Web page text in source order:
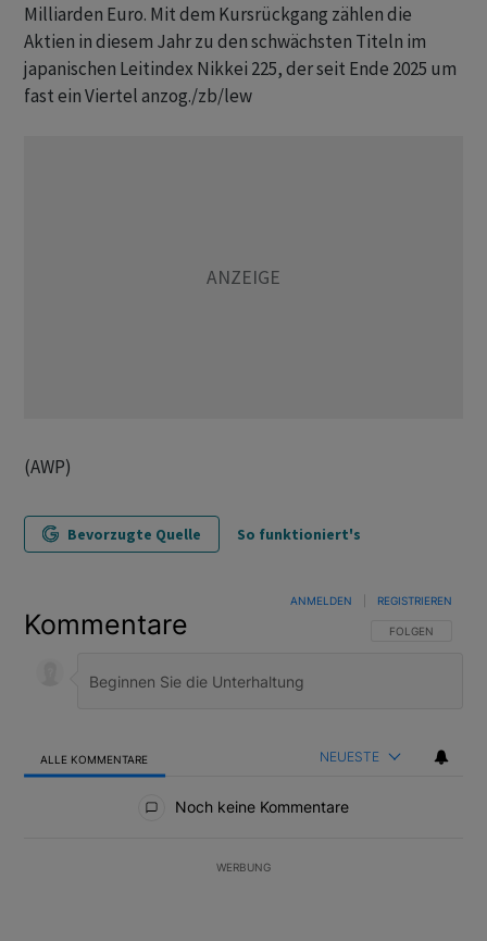
Milliarden Euro. Mit dem Kursrückgang zählen die
Aktien in diesem Jahr zu den schwächsten Titeln im
japanischen Leitindex Nikkei 225, der seit Ende 2025 um
fast ein Viertel anzog./zb/lew
(AWP)
Bevorzugte Quelle So funktioniert's
Kommentare FOLGE DIESER
FOLGEN
ANMELDEN REGISTRIEREN
ALLE KOMMENTARE NEUESTE
Noch keine Kommentare
WERBUNG